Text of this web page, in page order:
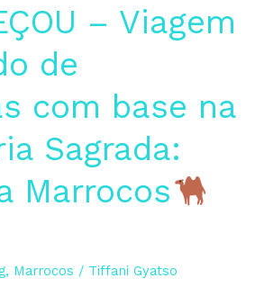
– Viagem
de
com base na
Sagrada:
Marrocos
, Marrocos / Tiffani Gyatso